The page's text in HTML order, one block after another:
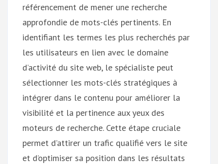
référencement de mener une recherche
approfondie de mots-clés pertinents. En
identifiant les termes les plus recherchés par
les utilisateurs en lien avec le domaine
d’activité du site web, le spécialiste peut
sélectionner les mots-clés stratégiques à
intégrer dans le contenu pour améliorer la
visibilité et la pertinence aux yeux des
moteurs de recherche. Cette étape cruciale
permet d’attirer un trafic qualifié vers le site
et d’optimiser sa position dans les résultats